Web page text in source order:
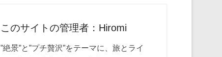
このサイトの管理者：Hiromi
”絶景”と”プチ贅沢”をテーマに、旅とライ